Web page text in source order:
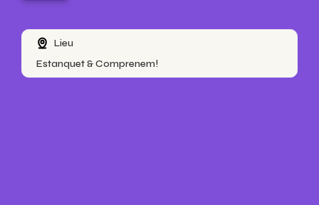
Lieu
Estanquet & Comprenem!